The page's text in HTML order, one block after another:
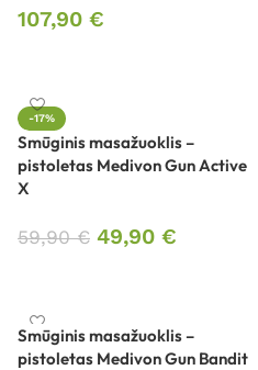
107,90 €
-17%
Smūginis masažuoklis –
pistoletas Medivon Gun Active
X
59,90€ 49,90 €
Smūginis masažuoklis –
pistoletas Medivon Gun Bandit